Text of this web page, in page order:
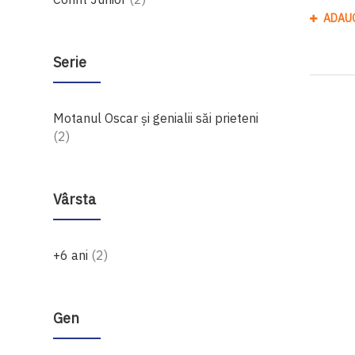
Serie
Motanul Oscar și genialii săi prieteni
2produse
Vârsta
+6 ani 2produse
Gen